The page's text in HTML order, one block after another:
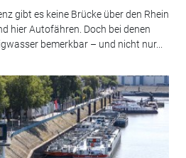
gibt es keine Brücke über den Rhein
hier Autofähren. Doch bei denen
bemerkbar – und nicht nur...